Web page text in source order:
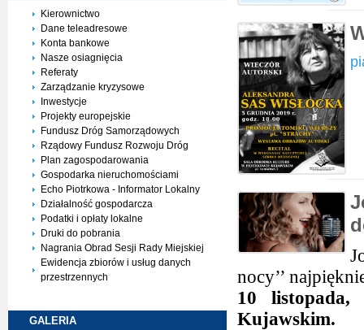
Kierownictwo
Dane teleadresowe
Konta bankowe
Nasze osiagnięcia
Referaty
Zarządzanie kryzysowe
Inwestycje
Projekty europejskie
Fundusz Dróg Samorządowych
Rządowy Fundusz Rozwoju Dróg
Plan zagospodarowania
Gospodarka nieruchomościami
Echo Piotrkowa - Informator Lokalny
Działalność gospodarcza
Podatki i opłaty lokalne
Druki do pobrania
Nagrania Obrad Sesji Rady Miejskiej
Ewidencja zbiorów i usług danych
przestrzennych
GALERIA
nocy’’
10 listopada,
Kujawskim.